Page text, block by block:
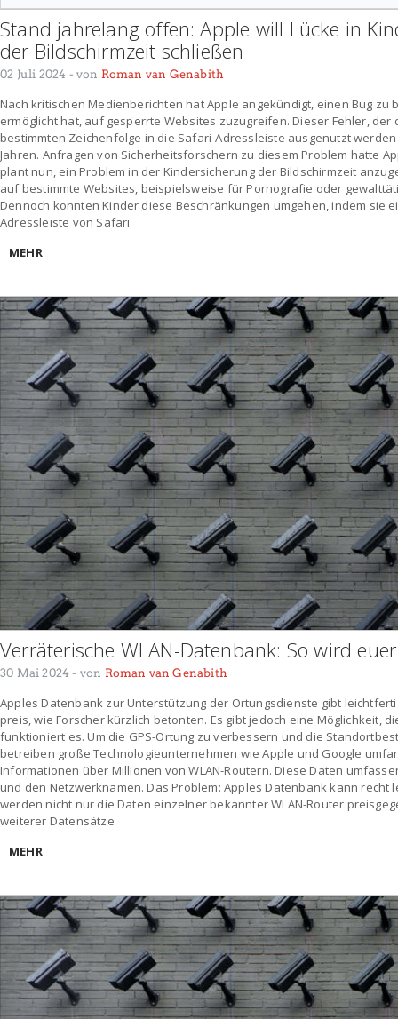
Stand jahrelang offen: Apple will Lücke in
der Bildschirmzeit schließen
02 Juli 2024 - von Roman van Genabith
Nach kritischen Medienberichten hat Apple angekündigt, einen Bug zu
ermöglicht hat, auf gesperrte Websites zuzugreifen. Dieser Fehler, der
bestimmten Zeichenfolge in die Safari-Adressleiste ausgenutzt
Jahren. Anfragen von Sicherheitsforschern zu diesem Problem hatte
plant nun, ein Problem in der Kindersicherung der Bildschirmzeit
auf bestimmte Websites, beispielsweise für Pornografie oder
Dennoch konnten Kinder diese Beschränkungen umgehen, indem sie
Adressleiste von Safari
MEHR
Verräterische WLAN-Datenbank: So wird
30 Mai 2024 - von Roman van Genabith
Apples Datenbank zur Unterstützung der Ortungsdienste gibt
preis, wie Forscher kürzlich betonten. Es gibt jedoch eine Möglichkeit,
funktioniert es. Um die GPS-Ortung zu verbessern und die
betreiben große Technologieunternehmen wie Apple und Google
Informationen über Millionen von WLAN-Routern. Diese Daten
und den Netzwerknamen. Das Problem: Apples Datenbank kann recht
werden nicht nur die Daten einzelner bekannter WLAN-Router
weiterer Datensätze
MEHR